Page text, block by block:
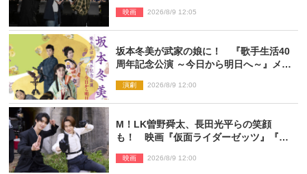
映画 2026/8/9 12:05
坂本冬美が武家の娘に！ 『歌手生活40
周年記念公演 ～今日から明日へ～』メイ
演劇 2026/8/9 12:00
M！LK曽野舜太、長田光平らの笑顔
も！ 映画『仮面ライダーゼッツ』『超
ショット到着
映画 2026/8/9 12:00